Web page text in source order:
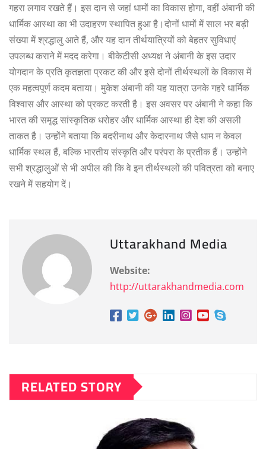
गहरा लगाव रखते हैं। इस दान से जहां धामों का विकास होगा, वहीं अंबानी की
धार्मिक आस्था का भी उदाहरण स्थापित हुआ है।दोनों धामों में साल भर बड़ी
संख्या में श्रद्धालु आते हैं, और यह दान तीर्थयात्रियों को बेहतर सुविधाएं
उपलब्ध कराने में मदद करेगा। बीकेटीसी अध्यक्ष ने अंबानी के इस उदार
योगदान के प्रति कृतज्ञता प्रकट की और इसे दोनों तीर्थस्थलों के विकास में
एक महत्वपूर्ण कदम बताया। मुकेश अंबानी की यह यात्रा उनके गहरे धार्मिक
विश्वास और आस्था को प्रकट करती है। इस अवसर पर अंबानी ने कहा कि
भारत की समृद्ध सांस्कृतिक धरोहर और धार्मिक आस्था ही देश की असली
ताकत है। उन्होंने बताया कि बदरीनाथ और केदारनाथ जैसे धाम न केवल
धार्मिक स्थल हैं, बल्कि भारतीय संस्कृति और परंपरा के प्रतीक हैं। उन्होंने
सभी श्रद्धालुओं से भी अपील की कि वे इन तीर्थस्थलों की पवित्रता को बनाए
रखने में सहयोग दें।
Uttarakhand Media
Website:
http://uttarakhandmedia.com
RELATED STORY